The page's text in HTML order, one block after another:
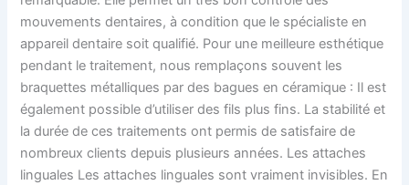
mouvements dentaires, à condition que le spécialiste en
appareil dentaire soit qualifié. Pour une meilleure esthétique
pendant le traitement, nous remplaçons souvent les
braquettes métalliques par des bagues en céramique : Il est
également possible d’utiliser des fils plus fins. La stabilité et
la durée de ces traitements ont permis de satisfaire de
nombreux clients depuis plusieurs années. Les attaches
linguales Les attaches linguales sont vraiment invisibles. En